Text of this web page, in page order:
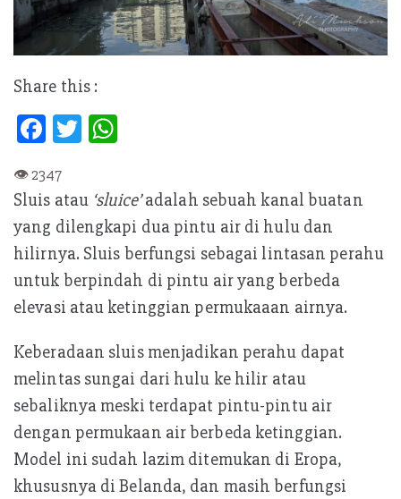
Share this :
Fa
b
oo
k
T
itt
er
at
s
A
p
p
Sluis atau ‘sluice’adalah sebuah kanal buatan
yang dilengkapi dua pintu air di hulu dan
hilirnya. Sluis berfungsi sebagai lintasan perahu
untuk berpindah di pintu air yang berbeda
elevasi atau ketinggian permukaaan airnya.
Keberadaan sluis menjadikan perahu dapat
melintas sungai dari hulu ke hilir atau
sebaliknya meski terdapat pintu-pintu air
dengan permukaan air berbeda ketinggian.
Model ini sudah lazim ditemukan di Eropa,
khususnya di Belanda, dan masih berfungsi